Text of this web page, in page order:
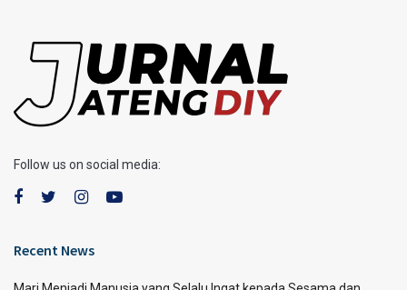
Follow us on social media:
Recent News